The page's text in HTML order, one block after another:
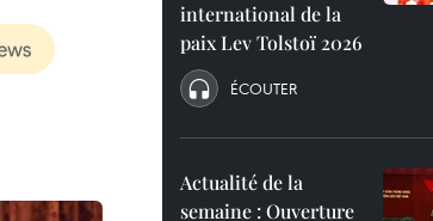
international de la
paix Lev Tolstoï 2026
ÉCOUTER
Actualité de la
semaine : Ouverture